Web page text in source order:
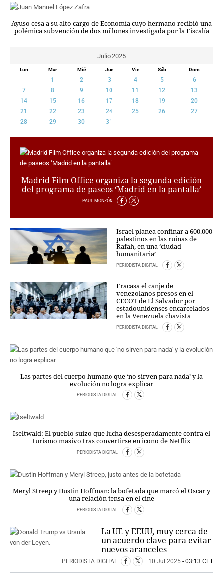
MOTOR
GASTRONOMÍA
SALUD
ESCAPARATE
24X7
LA BURBUJA
DIRECTORIOS
LO ÚLTIMO
BLOGS
PERSONAJES
ORGANISMOS
LUGARES
AUTORES
SERVICIOS
OFERTAS
MEDIOS
MÁS SERVICIOS
ESPAÑA
Ayuso cesa a su alto cargo de Economía cuyo hermano recibió una
polémica subvención de dos millones investigada por la Fiscalía
Julio 2025
Lun Mar Mié Jue Vie Sáb Dom
1 2 3 4 5
6
7
8 9 10 11 12
13
14
15 16 17 18 19
20
21
22 23 24 25 26
27
28
29 30 31
Las partes del cuerpo humano que ‘no sirven para nada’ y la
evolución no logra explicar
PERIODISTA DIGITAL
Iseltwald: El pueblo suizo que lucha desesperadamente contra el
turismo masivo tras convertirse en icono de Netflix
PERIODISTA DIGITAL
Meryl Streep y Dustin Hoffman: la bofetada que marcó el Oscar y
una relación tensa en el cine
PERIODISTA DIGITAL
Madrid Film Office organiza la segunda edición
del programa de paseos ‘Madrid en la pantalla’
PAUL MONZÓN
Israel planea confinar a 600.000
palestinos en las ruinas de
Rafah, en una ‘ciudad
humanitaria’
PERIODISTA DIGITAL
Fracasa el canje de
venezolanos presos en el
CECOT de El Salvador por
estadounidenses encarcelados
en la Venezuela chavista
PERIODISTA DIGITAL
La UE y EEUU, muy cerca de
un acuerdo clave para evitar
nuevos aranceles
PERIODISTA DIGITAL 10 Jul 2025 - 03:13 CET